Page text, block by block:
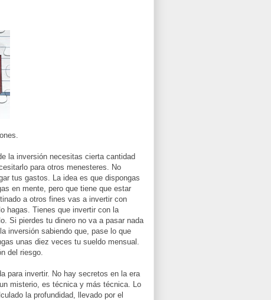
la inversión necesitas cierta cantidad
para otros menesteres. No
tus gastos. La idea es que dispongas
en mente, pero que tiene que estar
a otros fines vas a invertir con
hagas. Tienes que invertir con la
Si pierdes tu dinero no va a pasar nada
inversión sabiendo que, pase lo que
unas diez veces tu sueldo mensual.
del riesgo.
para invertir. No hay secretos en la era
misterio, es técnica y más técnica. Lo
la profundidad, llevado por el